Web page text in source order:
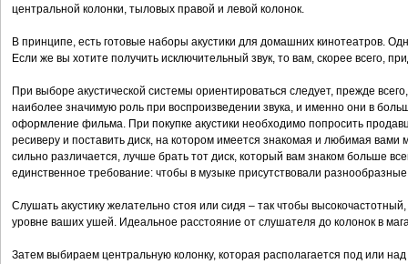
центральной колонки, тыловых правой и левой колонок.
В принципе, есть готовые наборы акустики для домашних кинотеатров.
Если же вы хотите получить исключительный звук, то вам, скорее всего,
При выборе акустической системы ориентироваться следует, прежде
наиболее значимую роль при воспроизведении звука, и именно они в
оформление фильма. При покупке акустики необходимо попросить
ресиверу и поставить диск, на котором имеется знакомая и любимая вами
сильно различается, лучше брать тот диск, который вам знаком больше
единственное требование: чтобы в музыке присутствовали
Слушать акустику желательно стоя или сидя – так чтобы
уровне ваших ушей. Идеальное расстояние от слушателя до колонок в
Затем выбираем центральную колонку, которая располагается под или